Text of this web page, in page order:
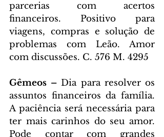
parcerias com acertos
financeiros. Positivo para
viagens, compras e solução de
problemas com Leão. Amor
com discussões. C. 576 M. 4295
Gêmeos – Dia para resolver os
assuntos financeiros da família.
A paciência será necessária para
ter mais carinhos do seu amor.
Pode contar com grandes